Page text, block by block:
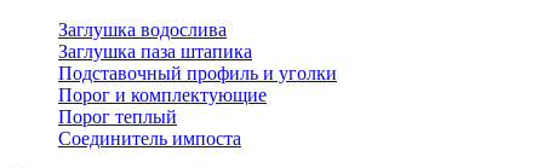
Заглушка водослива
Заглушка паза штапика
Подставочный профиль и уголки
Порог и комплектующие
Порог теплый
Соединитель импоста